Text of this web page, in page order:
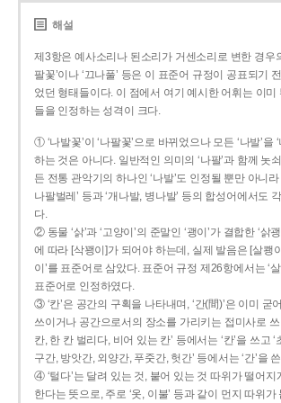
해설
제3항은 예사소리나 된소리가 거센소리로 변한 경우
팔꽃’이나 ‘끄나풀’ 등은 이 표준어 규정이 공표되기
었던 형태들이다. 이 점에서 여기 예시한 어휘는 이미
들을 인정하는 성격이 크다.
① ‘나발꽃’이 ‘나팔꽃’으로 바뀌었으나 모든 ‘나발’을
하는 것은 아니다. 일반적인 의미의 ‘나팔’과 함께 놋
든 전통 관악기의 하나인 ‘나발’도 인정될 뿐만 아니
나팔벌레’ 등과 ‘개나발, 병나발’ 등의 합성어에서도
다.
② 동물 ‘삵’과 ‘고양이’의 준말인 ‘괭이’가 결합한 ‘삵
에 따라 [삭꽹이]가 되어야 하는데, 실제 발음은 [살쾡
이’를 표준어로 삼았다. 표준어 규정 제26항에서는 ‘살
표준어로 인정하였다.
③ ‘칸’은 공간의 구획을 나타내며, ‘간(間)’은 이미 굳
쓰이거나 공간으로서의 장소를 가리키는 접미사로 쓰
칸, 한 칸 벌리다, 비어 있는 칸’ 등에서는 ‘칸’을 쓰고
구간, 방앗간, 외양간, 푸줏간, 헛간’ 등에서는 ‘간’을
④ ‘털다’는 달려 있는 것, 붙어 있는 것 따위가 떨어
한다는 뜻으로, 주로 ‘옷, 이불’ 등과 같이 먼지 따위